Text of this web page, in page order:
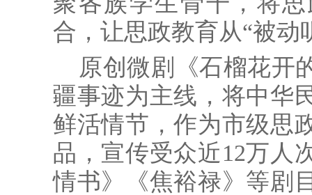
合，让思政教育从“被动
原创微剧《石榴花开
疆事迹为主线，将中华
鲜活情节，作为市级思
品，宣传受众近12万人
情书》《焦裕禄》等剧